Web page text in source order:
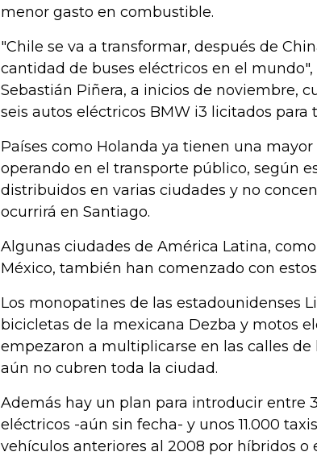
menor gasto en combustible.
"Chile se va a transformar, después de
cantidad de buses eléctricos en el
Sebastián Piñera, a inicios de noviembre,
seis autos eléctricos BMW i3 licitados para
Países como Holanda ya tienen una
operando en el transporte público, según
distribuidos en varias ciudades y no
ocurrirá en Santiago.
Algunas ciudades de América Latina,
México, también han comenzado con
Los monopatines de las estadounidenses
bicicletas de la mexicana Dezba y motos
empezaron a multiplicarse en las calles de
aún no cubren toda la ciudad.
Además hay un plan para introducir entre
eléctricos -aún sin fecha- y unos 11.000
vehículos anteriores al 2008 por híbridos o